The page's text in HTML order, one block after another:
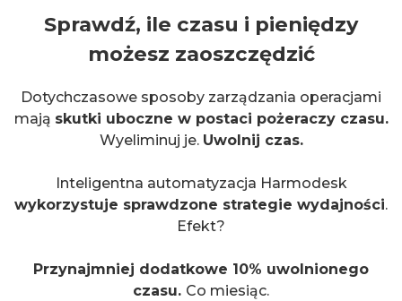
Sprawdź, ile czasu i pieniędzy
możesz zaoszczędzić
Dotychczasowe sposoby zarządzania operacjami
mają skutki uboczne w postaci pożeraczy czasu.
Wyeliminuj je. Uwolnij czas.
Inteligentna automatyzacja Harmodesk
wykorzystuje sprawdzone strategie wydajności.
Efekt?
Przynajmniej dodatkowe 10% uwolnionego
czasu. Co miesiąc.